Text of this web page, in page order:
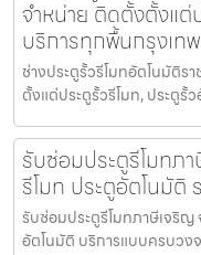
จำหน่าย ติดตั้งตั้งแต่
บริการทุกพื้นกรุงเท
ช่างประตูรั้วรีโมทอัตโนมัติร
ตั้งแต่ประตูรั้วรีโมท, ประตู
รับซ่อมประตูรีโมทภ
รีโมท ประตูอัตโนมัติ
รับซ่อมประตูรีโมทภาษีเจริญ
อัตโนมัติ บริการแบบครบวง